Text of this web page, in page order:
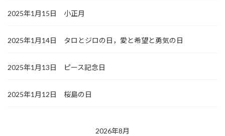
2025年1月15日 小正月
2025年1月14日 タロとジロの日，愛と希望と勇気の日
2025年1月13日 ピース記念日
2025年1月12日 桜島の日
2026年8月